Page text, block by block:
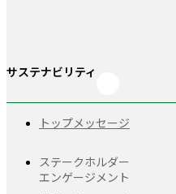
サステナビリティ
トップメッセージ
ステークホルダー
エンゲージメント